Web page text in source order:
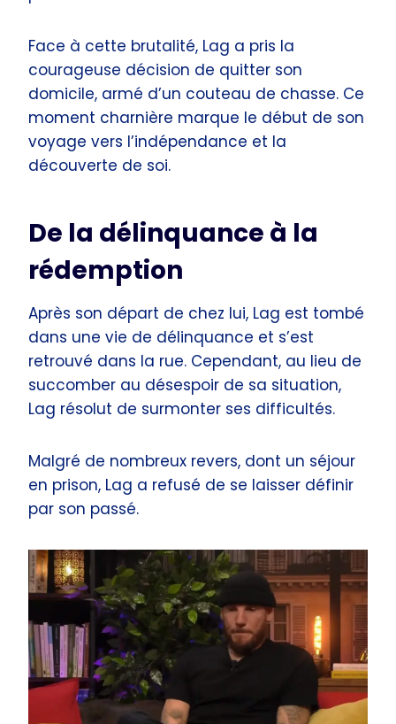
Face à cette brutalité, Lag a pris la
courageuse décision de quitter son
domicile, armé d’un couteau de chasse. Ce
moment charnière marque le début de son
voyage vers l’indépendance et la
découverte de soi.
De la délinquance à la
rédemption
Après son départ de chez lui, Lag est tombé
dans une vie de délinquance et s’est
retrouvé dans la rue. Cependant, au lieu de
succomber au désespoir de sa situation,
Lag résolut de surmonter ses difficultés.
Malgré de nombreux revers, dont un séjour
en prison, Lag a refusé de se laisser définir
par son passé.